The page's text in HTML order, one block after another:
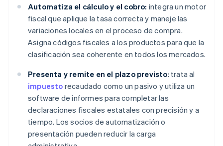
Automatiza el cálculo y el cobro: integra un motor
fiscal que aplique la tasa correcta y maneje las
variaciones locales en el proceso de compra.
Asigna códigos fiscales a los productos para que la
clasificación sea coherente en todos los mercados.
Presenta y remite en el plazo previsto: trata al
impuesto recaudado como un pasivo y utiliza un
software de informes para completar las
declaraciones fiscales estatales con precisión y a
tiempo. Los socios de automatización o
presentación pueden reducir la carga